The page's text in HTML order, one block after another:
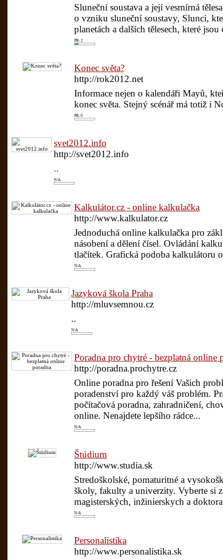
Sluneční soustava a její vesmírná
o vzniku sluneční soustavy, Slunci,
planetách a dalších tělesech, které
PR: 2
Konec světa?
http://rok2012.net
Informace nejen o kalendáři Mayů,
konec světa. Stejný scénář má totiž i
PR: 0
svet2012.info
http://svet2012.info
..
N/A
Kalkulátor.cz - online kalkulačka
http://www.kalkulator.cz
Jednoduchá online kalkulačka pro
násobení a dělení čísel. Ovládání
tlačítek. Grafická podoba kalkulátoru
N/A
Jazyková škola Praha
http://mluvsemnou.cz
..
N/A
Poradna pro chytré - bezplatná online
http://poradna.prochytre.cz
Online poradna pro řešení Vašich
poradenství pro každý váš problém.
počítačová poradna, zahradničení,
online. Nenajdete lepšího rádce...
N/A
Štúdium
http://www.studia.sk
Stredoškolské, pomaturitné a
školy, fakulty a univerzity. Vyberte si
magisterských, inžinierskych a
N/A
Personalistika
http://www.personalistika.sk